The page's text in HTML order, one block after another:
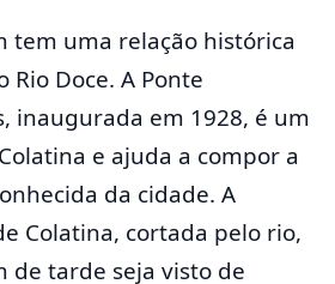
tem uma relação histórica
Doce. A Ponte
inaugurada em 1928, é um
e ajuda a compor a
da cidade. A
Colatina, cortada pelo rio,
de tarde seja visto de